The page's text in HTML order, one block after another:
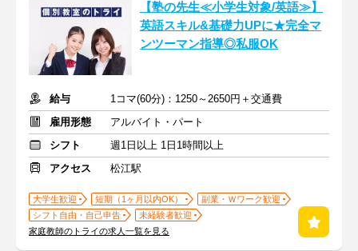
【塾の先生≪小学生対象/英語≫】
英語スキル&基礎力UPに★完全マ
ンツーマン指導◎私服OK
給与
1コマ(60分)：1250～2650円＋交通費
雇用形態
アルバイト・パート
シフト
週1日以上 1日1時間以上
アクセス
松江駅
大学生歓迎 短期（1ヶ月以内OK）
副業・Ｗワーク歓迎
シフト自由・自己申告
未経験者歓迎
家庭教師のトライの求人一覧を見る